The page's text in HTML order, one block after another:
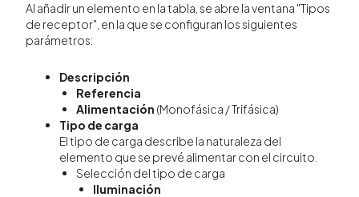
Al añadir un elemento en la tabla, se abre la ventana "Tipos
de receptor", en la que se configuran los siguientes
parámetros:
Descripción
Referencia
Alimentación (Monofásica / Trifásica)
Tipo de carga
El tipo de carga describe la naturaleza del
elemento que se prevé alimentar con el circuito.
Selección del tipo de carga
Iluminación